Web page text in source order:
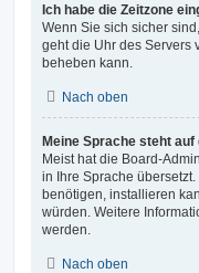
Ich habe die Zeitzone
Wenn Sie sich sicher
geht die Uhr des Servers
beheben kann.
Nach oben
Meine Sprache steht
Meist hat die Board-
in Ihre Sprache
benötigen, installieren
würden. Weitere
werden.
Nach oben